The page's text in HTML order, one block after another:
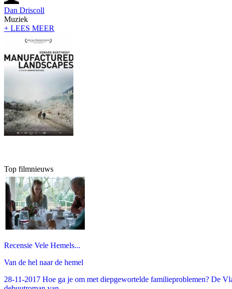
Dan Driscoll
Muziek
+ LEES MEER
Top filmnieuws
Recensie Vele Hemels...
Van de hel naar de hemel
28-11-2017 Hoe ga je om met diepgewortelde familieproblemen? De